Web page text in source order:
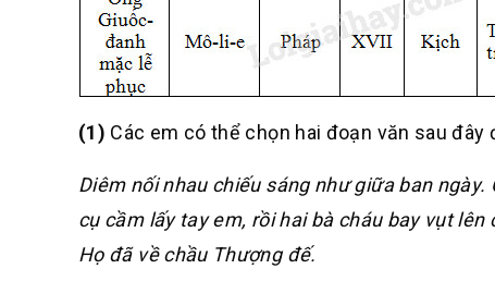
(1) Các em có thể chọn hai đoạn văn sau đây
Diêm nối nhau chiếu sáng như giữa ban
cụ cầm lấy tay em, rồi hai bà cháu bay vụt
Họ đã về chầu Thượng đế.